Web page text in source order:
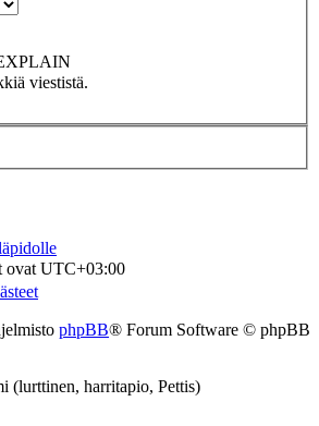
viestistä.
ovat UTC+03:00
phpBB® Forum Software © phpBB
(lurttinen, harritapio, Pettis)